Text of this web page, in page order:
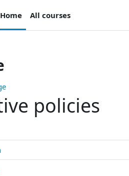
Home
All courses
policies